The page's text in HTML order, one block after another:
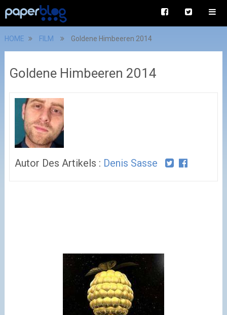
HOME FILM Goldene Himbeeren 2014
Goldene Himbeeren 2014
Autor Des Artikels : Denis Sasse